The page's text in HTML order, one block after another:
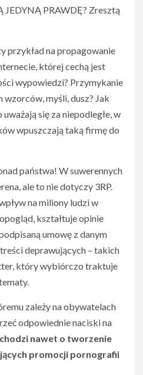
JEDYNĄ PRAWDĘ? Zresztą
przykład na propagowanie
której cechą jest
wypowiedzi? Przymykanie
wzorców, myśli, dusz? Jak
się za niepodległe, w
wpuszczają taką firmę do
państwa! W suwerennych
ale to nie dotyczy 3RP.
na miliony ludzi w
kształtuje opinie
umowę z danym
deprawujących – takich
który wybiórczo traktuje
zależy na obywatelach
odpowiednie naciski na
nawet o tworzenie
promocji pornografii